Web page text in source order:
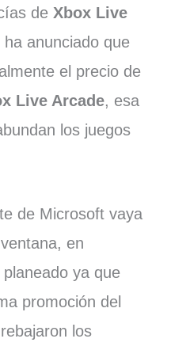
de Xbox Live
anunciado que
el precio de
Live Arcade, esa
los juegos
de Microsoft vaya
en
ya que
promoción del
los